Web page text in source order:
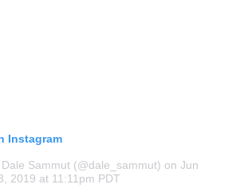
Instagram
Sammut (@dale_sammut) on Jun
2019 at 11:11pm PDT